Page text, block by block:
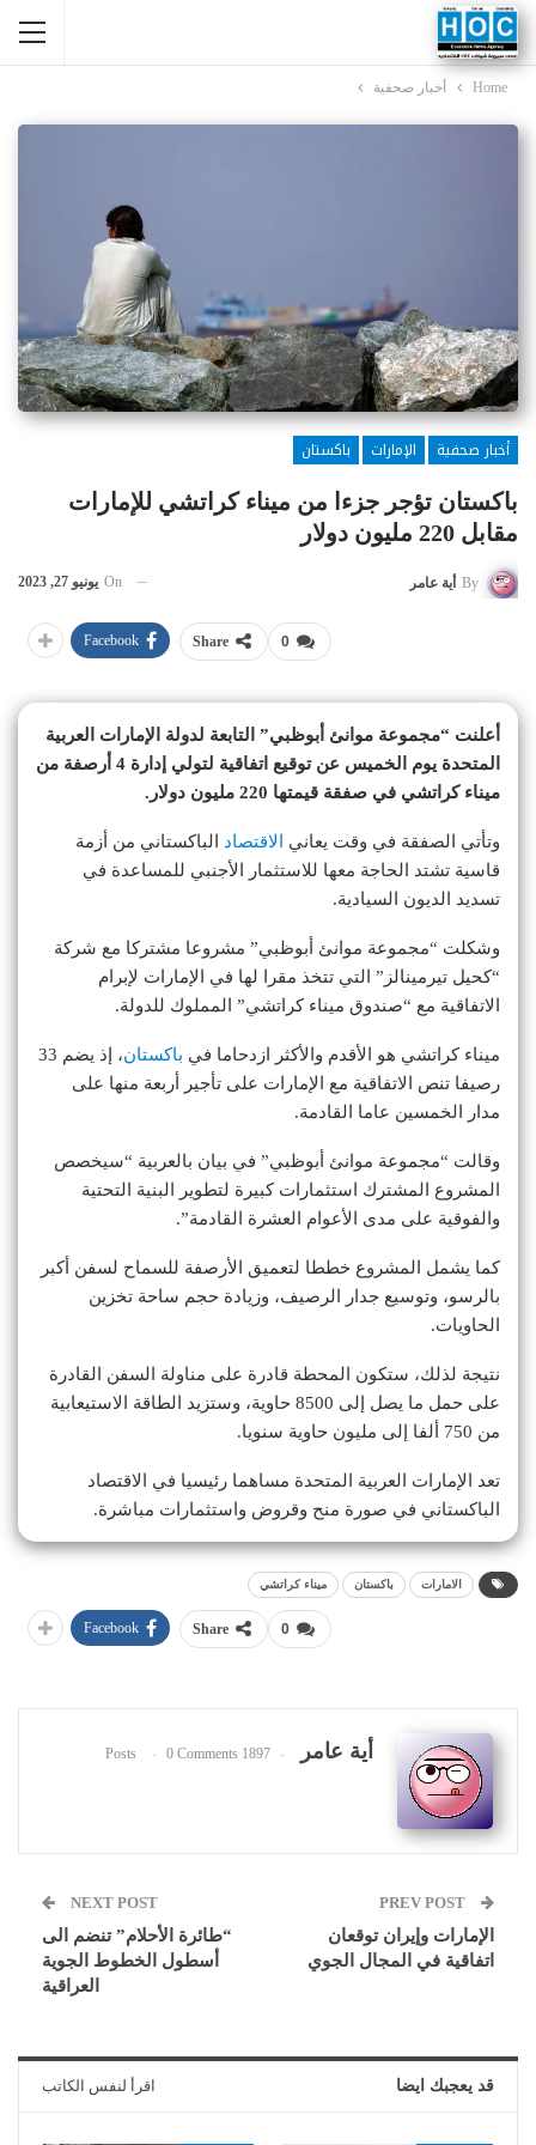
Home أخبار صحفية
أخبار صحفية الإمارات
باكستان
باكستان تؤجر جزءا من ميناء كراتشي للإمارات
مقابل 220 مليون دولار
By أية عامر On يونيو 27, 2023
0
Share
Facebook
أعلنت “مجموعة موانئ أبوظبي” التابعة لدولة الإمارات العربية
المتحدة يوم الخميس عن توقيع اتفاقية لتولي إدارة 4 أرصفة من
ميناء كراتشي في صفقة قيمتها 220 مليون دولار.
وتأتي الصفقة في وقت يعاني الاقتصاد الباكستاني من أزمة
قاسية تشتد الحاجة معها للاستثمار الأجنبي للمساعدة في
تسديد الديون السيادية.
وشكلت “مجموعة موانئ أبوظبي” مشروعا مشتركا مع شركة
“كحيل تيرمينالز” التي تتخذ مقرا لها في الإمارات لإبرام
الاتفاقية مع “صندوق ميناء كراتشي” المملوك للدولة.
ميناء كراتشي هو الأقدم والأكثر ازدحاما في باكستان
، إذ يضم 33
رصيفا تنص الاتفاقية مع الإمارات على تأجير أربعة منها على
مدار الخمسين عاما القادمة.
وقالت “مجموعة موانئ أبوظبي” في بيان بالعربية “سيخصص
المشروع المشترك استثمارات كبيرة لتطوير البنية التحتية
والفوقية على مدى الأعوام العشرة القادمة”.
كما يشمل المشروع خططا لتعميق الأرصفة للسماح لسفن أكبر
بالرسو، وتوسيع جدار الرصيف، وزيادة حجم ساحة تخزين
الحاويات.
نتيجة لذلك، ستكون المحطة قادرة على مناولة السفن القادرة
على حمل ما يصل إلى 8500 حاوية، وستزيد الطاقة الاستيعابية
من 750 ألفا إلى مليون حاوية سنويا.
تعد الإمارات العربية المتحدة مساهما رئيسيا في الاقتصاد
الباكستاني في صورة منح وقروض واستثمارات مباشرة.
الامارات باكستان ميناء كراتشي
0
Share
Facebook
أية عامر 1897 Posts
0 Comments
الإمارات وإيران توقعان
اتفاقية في المجال الجوي
NEXT POST
“طائرة الأحلام” تنضم الى
أسطول الخطوط الجوية
العراقية
قد يعجبك ايضا اقرأ لنفس الكاتب